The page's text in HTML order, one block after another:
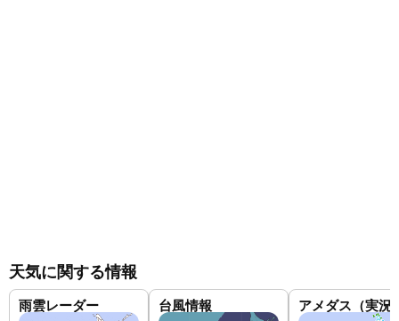
天気に関する情報
雨雲レーダー 台風情報 アメダス（実況